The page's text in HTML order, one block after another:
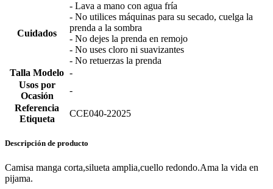
Cuidados
- Lava a mano con agua fría
- No utilices máquinas para su secado, cuelga la
prenda a la sombra
- No dejes la prenda en remojo
- No uses cloro ni suavizantes
- No retuerzas la prenda
Talla Modelo -
Usos por
Ocasión
-
Referencia
Etiqueta
CCE040-22025
Descripción de producto
Camisa manga corta,silueta amplia,cuello redondo.Ama la vida en
pijama.